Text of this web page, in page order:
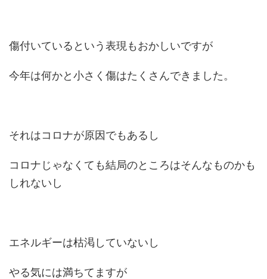
傷付いているという表現もおかしいですが
今年は何かと小さく傷はたくさんできました。
それはコロナが原因でもあるし
コロナじゃなくても結局のところはそんなものかも
しれないし
エネルギーは枯渇していないし
やる気には満ちてますが